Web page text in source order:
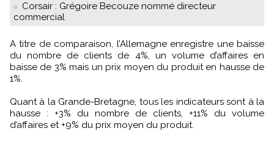
Corsair : Grégoire Becouze nommé directeur
commercial
A titre de comparaison, l’Allemagne enregistre une baisse
du nombre de clients de 4%, un volume d’affaires en
baisse de 3% mais un prix moyen du produit en hausse de
1%.
Quant à la Grande-Bretagne, tous les indicateurs sont à la
hausse : +3% du nombre de clients, +11% du volume
d’affaires et +9% du prix moyen du produit.